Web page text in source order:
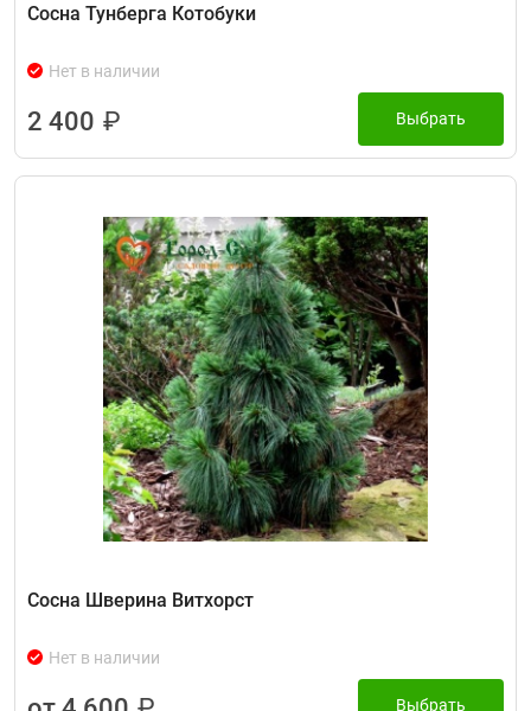
Сосна Тунберга Котобуки
Нет в наличии
2 400 ₽ Выбрать
Сосна Шверина Витхорст
Нет в наличии
Выбрать